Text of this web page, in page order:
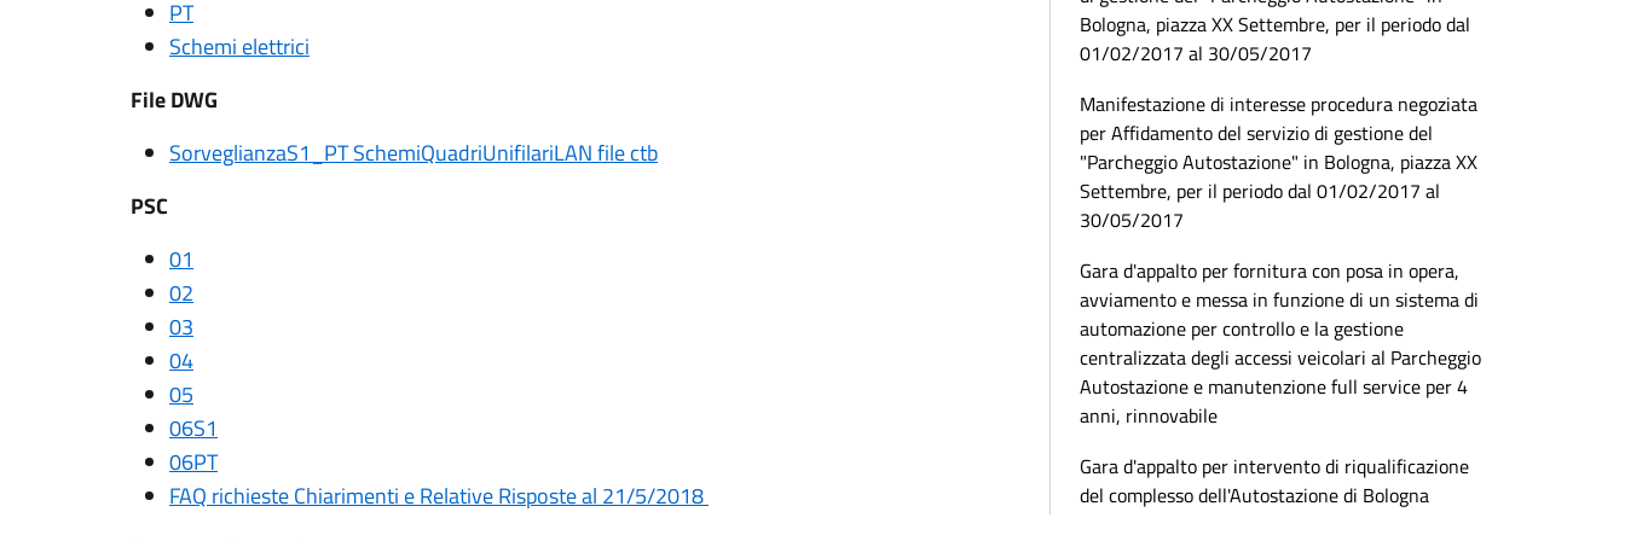
PT
Schemi elettrici
File DWG
SorveglianzaS1_PT SchemiQuadriUnifilariLAN file ctb
PSC
01
02
03
04
05
06S1
06PT
FAQ richieste Chiarimenti e Relative Risposte al 21/5/2018
Bologna, piazza XX Settembre, per il periodo dal
01/02/2017 al 30/05/2017
Manifestazione di interesse procedura negoziata
per Affidamento del servizio di gestione del
"Parcheggio Autostazione" in Bologna, piazza XX
Settembre, per il periodo dal 01/02/2017 al
30/05/2017
Gara d'appalto per fornitura con posa in opera,
avviamento e messa in funzione di un sistema di
automazione per controllo e la gestione
centralizzata degli accessi veicolari al Parcheggio
Autostazione e manutenzione full service per 4
anni, rinnovabile
Gara d'appalto per intervento di riqualificazione
del complesso dell'Autostazione di Bologna